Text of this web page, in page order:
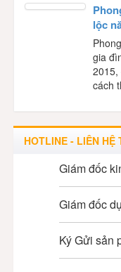
lộc
gia
cách
HOTLINE - LIÊN HỆ
Giám đốc
Giám đốc
Ký Gửi sản